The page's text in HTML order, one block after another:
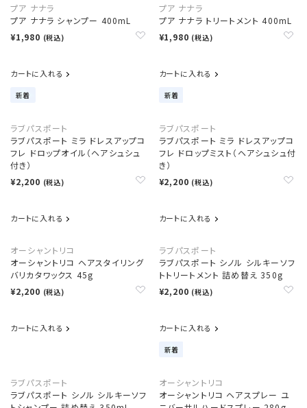
プア ナナラ
プア ナナラ シャンプー 400mL
¥1,980 (税込)
カートに入れる
新着
プア ナナラ
プア ナナラ トリートメント 400mL
¥1,980 (税込)
カートに入れる
新着
ラブパスポート
ラブパスポート ミラ ドレスアップコ
フレ ドロップオイル（ヘアシュシュ
付き）
¥2,200 (税込)
カートに入れる
ラブパスポート
ラブパスポート ミラ ドレスアップコ
フレ ドロップミスト（ヘアシュシュ付
き）
¥2,200 (税込)
カートに入れる
オーシャントリコ
オーシャントリコ ヘアスタイリング
バリカタワックス 45g
¥2,200 (税込)
カートに入れる
ラブパスポート
ラブパスポート シノル シルキーソフ
トトリートメント 詰め替え 350g
¥2,200 (税込)
カートに入れる
新着
ラブパスポート
ラブパスポート シノル シルキーソフ
オーシャントリコ
オーシャントリコ ヘアスプレー ユ